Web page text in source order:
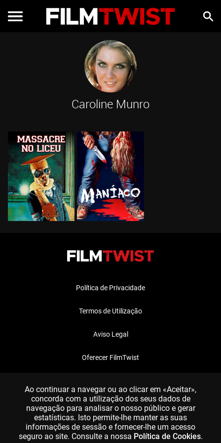
Caroline Munro
Política de Privacidade
Termos de Utilização
Aviso Legal
Oferecer FilmTwist
Ao continuar a navegar ou ao clicar em «Aceitar»,
concorda com a utilização dos seus dados de
navegação para analisar o nosso público e gerar
estatísticas. Isto permite-lhe manter as suas
informações de sessão e fornecer-lhe um acesso
seguro ao site. Consulte a nossa Política de Cookies.